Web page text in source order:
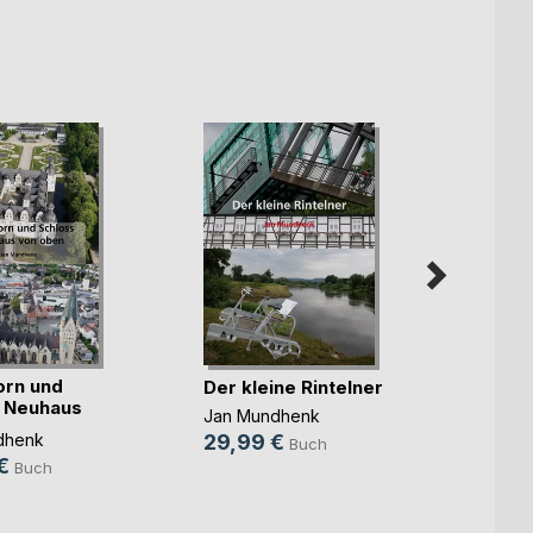
und
Buch
Der kleine Rintelner
Jan Mundhenk
29,99 € Buch